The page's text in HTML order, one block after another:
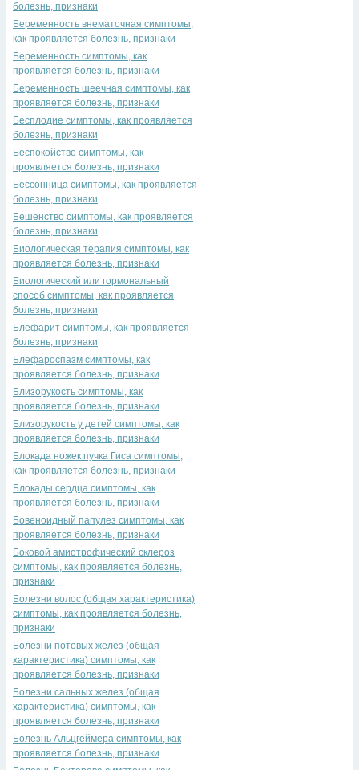
болезнь, признаки
Беременность внематочная симптомы,
как проявляется болезнь, признаки
Беременность симптомы, как
проявляется болезнь, признаки
Беременность шеечная симптомы, как
проявляется болезнь, признаки
Бесплодие симптомы, как проявляется
болезнь, признаки
Беспокойство симптомы, как
проявляется болезнь, признаки
Бессонница симптомы, как проявляется
болезнь, признаки
Бешенство симптомы, как проявляется
болезнь, признаки
Биологическая терапия симптомы, как
проявляется болезнь, признаки
Биологический или гормональный
способ симптомы, как проявляется
болезнь, признаки
Блефарит симптомы, как проявляется
болезнь, признаки
Блефароспазм симптомы, как
проявляется болезнь, признаки
Близорукость симптомы, как
проявляется болезнь, признаки
Близорукость у детей симптомы, как
проявляется болезнь, признаки
Блокада ножек пучка Гиса симптомы,
как проявляется болезнь, признаки
Блокады сердца симптомы, как
проявляется болезнь, признаки
Бовеноидный папулез симптомы, как
проявляется болезнь, признаки
Боковой амиотрофический склероз
симптомы, как проявляется болезнь,
признаки
Болезни волос (общая характеристика)
симптомы, как проявляется болезнь,
признаки
Болезни потовых желез (общая
характеристика) симптомы, как
проявляется болезнь, признаки
Болезни сальных желез (общая
характеристика) симптомы, как
проявляется болезнь, признаки
Болезнь Альцгеймера симптомы, как
проявляется болезнь, признаки